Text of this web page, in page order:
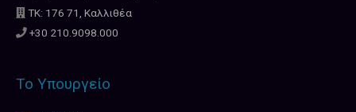
ΤΚ: 176 71, Καλλιθέα
+30 210.9098.000
Το Υπουργείο